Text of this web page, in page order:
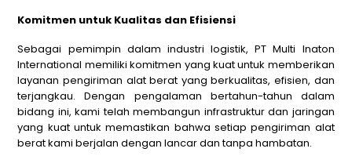
Komitmen untuk Kualitas dan Efisiensi
Sebagai pemimpin dalam industri logistik,PT Multi Inaton
International memiliki komitmen yang kuat untuk memberikan
layanan pengiriman alat berat yang berkualitas, efisien, dan
terjangkau. Dengan pengalaman bertahun-tahun dalam
bidang ini, kami telah membangun infrastruktur dan jaringan
yang kuat untuk memastikan bahwa setiap pengiriman alat
berat kami berjalan dengan lancar dan tanpa hambatan.